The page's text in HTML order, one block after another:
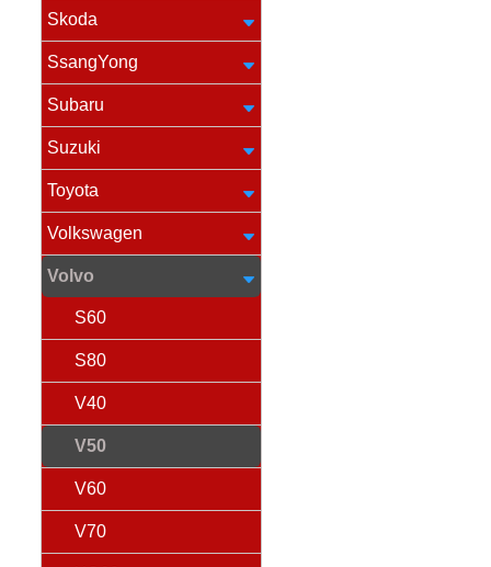
Skoda
SsangYong
Subaru
Suzuki
Toyota
Volkswagen
Volvo
S60
S80
V40
V50
V60
V70